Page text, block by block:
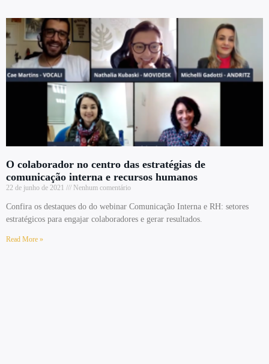
O colaborador no centro das estratégias de
comunicação interna e recursos humanos
22 de junho de 2021 Nenhum comentário
Confira os destaques do do webinar Comunicação Interna e RH: setores
estratégicos para engajar colaboradores e gerar resultados.
Read More »